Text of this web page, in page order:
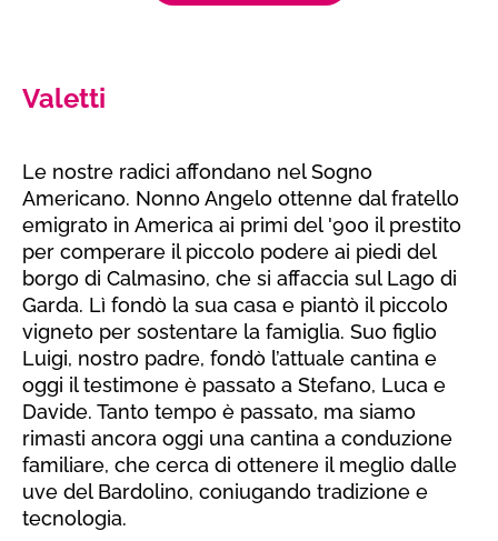
Valetti
Le nostre radici affondano nel Sogno
Americano. Nonno Angelo ottenne dal fratello
emigrato in America ai primi del '900 il prestito
per comperare il piccolo podere ai piedi del
borgo di Calmasino, che si affaccia sul Lago di
Garda. Lì fondò la sua casa e piantò il piccolo
vigneto per sostentare la famiglia. Suo figlio
Luigi, nostro padre, fondò l’attuale cantina e
oggi il testimone è passato a Stefano, Luca e
Davide. Tanto tempo è passato, ma siamo
rimasti ancora oggi una cantina a conduzione
familiare, che cerca di ottenere il meglio dalle
uve del Bardolino, coniugando tradizione e
tecnologia.